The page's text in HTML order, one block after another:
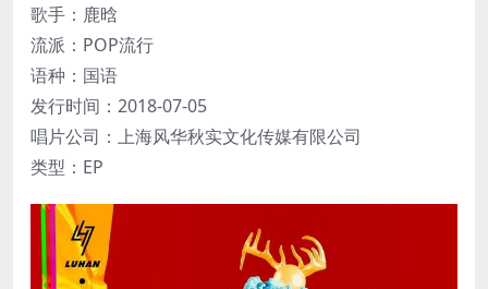
歌手：鹿晗
流派：POP流行
语种：国语
发行时间：2018-07-05
唱片公司：上海风华秋实文化传媒有限公司
类型：EP